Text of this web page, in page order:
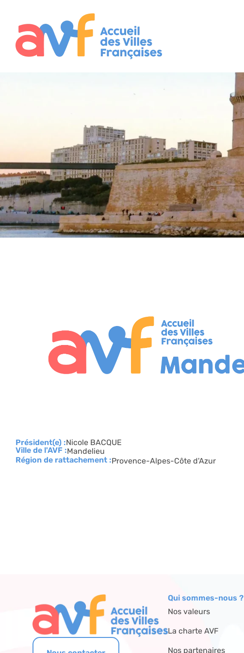
Président(e) :Nicole BACQUE
Ville de l'AVF :Mandelieu
Région de rattachement :Provence-Alpes-Côte d'Azur
Qui sommes-nous ?
Nos valeurs
La charte AVF
Nos partenaires